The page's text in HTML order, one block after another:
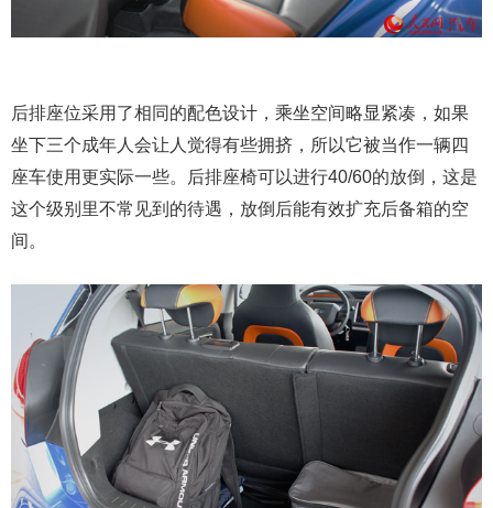
后排座位采用了相同的配色设计，乘坐空间略显紧凑，如果
坐下三个成年人会让人觉得有些拥挤，所以它被当作一辆四
座车使用更实际一些。后排座椅可以进行40/60的放倒，这是
这个级别里不常见到的待遇，放倒后能有效扩充后备箱的空
间。